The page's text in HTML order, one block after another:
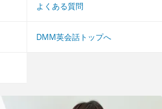
よくある質問
DMM英会話トップへ